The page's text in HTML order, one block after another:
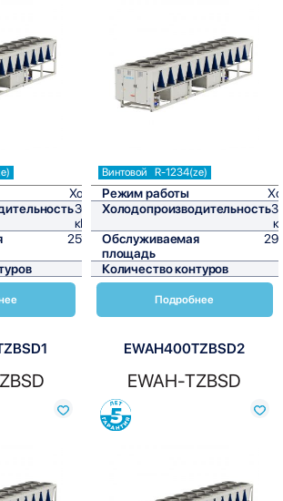
Холод
301,6
кВт/ч
2513,3
м²
1
Сравнить
Винтовой R-1234(ze)
Режим работы
Холодопроизводительность
Обслуживаемая
площадь
Количество контуров
Подробнее
EWAH400TZBSD2
EWAH-TZBSD
Сравнить